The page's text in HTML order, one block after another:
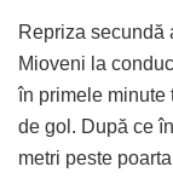
Repriza secundă
Mioveni la
în primele minute
de gol. După ce
metri peste